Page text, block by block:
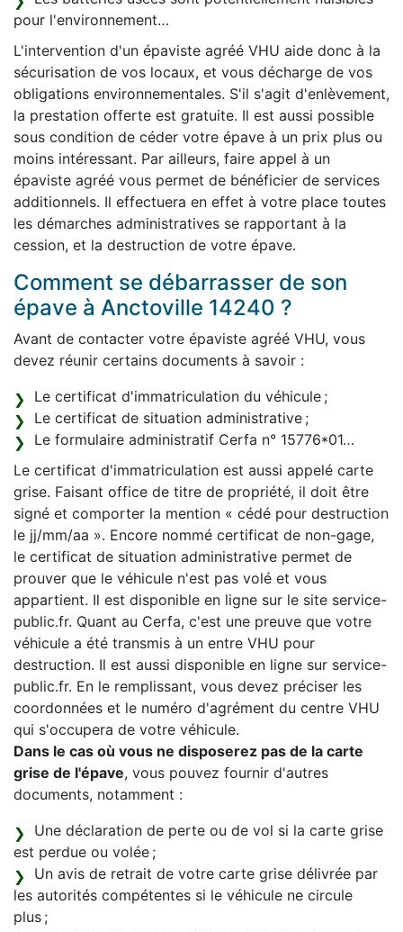
pour l'environnement…
L'intervention d'un épaviste agréé VHU aide donc à la
sécurisation de vos locaux, et vous décharge de vos
obligations environnementales. S'il s'agit d'enlèvement,
la prestation offerte est gratuite. Il est aussi possible
sous condition de céder votre épave à un prix plus ou
moins intéressant. Par ailleurs, faire appel à un
épaviste agréé vous permet de bénéficier de services
additionnels. Il effectuera en effet à votre place toutes
les démarches administratives se rapportant à la
cession, et la destruction de votre épave.
Comment se débarrasser de son
épave à Anctoville 14240 ?
Avant de contacter votre épaviste agréé VHU, vous
devez réunir certains documents à savoir :
Le certificat d'immatriculation du véhicule ;
Le certificat de situation administrative ;
Le formulaire administratif Cerfa n° 15776*01…
Le certificat d'immatriculation est aussi appelé carte
grise. Faisant office de titre de propriété, il doit être
signé et comporter la mention « cédé pour destruction
le jj/mm/aa ». Encore nommé certificat de non-gage,
le certificat de situation administrative permet de
prouver que le véhicule n'est pas volé et vous
appartient. Il est disponible en ligne sur le site service-
public.fr. Quant au Cerfa, c'est une preuve que votre
véhicule a été transmis à un entre VHU pour
destruction. Il est aussi disponible en ligne sur service-
public.fr. En le remplissant, vous devez préciser les
coordonnées et le numéro d'agrément du centre VHU
qui s'occupera de votre véhicule.
Dans le cas où vous ne disposerez pas de la carte
grise de l'épave, vous pouvez fournir d'autres
documents, notamment :
Une déclaration de perte ou de vol si la carte grise
est perdue ou volée ;
Un avis de retrait de votre carte grise délivrée par
les autorités compétentes si le véhicule ne circule
plus ;